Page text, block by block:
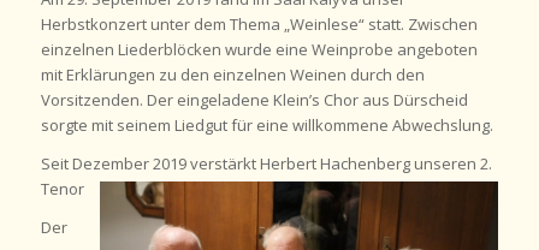
Herbstkonzert unter dem Thema „Weinlese“ statt. Zwischen
einzelnen Liederblöcken wurde eine Weinprobe angeboten
mit Erklärungen zu den einzelnen Weinen durch den
Vorsitzenden. Der eingeladene Klein’s Chor aus Dürscheid
sorgte mit seinem Liedgut für eine willkommene Abwechslung.
Seit Dezember 2019 verstärkt Herbert Hachenberg unseren 2.
Tenor
Der